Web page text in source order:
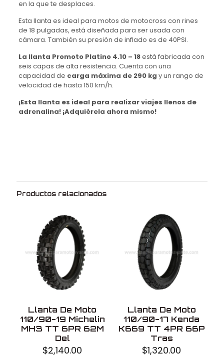
en la que te desplaces.
Esta llanta es ideal para motos de motocross con rines
de 18 pulgadas, está diseñada para ser usada con
cámara. También su presión de inflado es de 40PSI.
La llanta Promoto Platino 4.10 – 18está fabricada con
seis capas de alta resistencia. Cuenta con una
capacidad de carga máxima de 290 kg y un rango de
velocidad de hasta 150 km/h.
¡Esta llanta es ideal para realizar viajes llenos de
adrenalina! ¡Adquiérela ahora mismo!
Rin
Modelo
Con cámara
Fabricado en
Productos relacionados
Llanta De Moto
110/90-19 Michelin
MH3 TT 6PR 62M
Del
$2,140.00
Llanta De Moto
110/90-17 Kenda
K669 TT 4PR 66P
Tras
$1,320.00